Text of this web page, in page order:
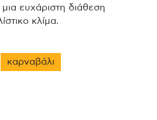
ευχάριστη διάθεση
κλίμα.
καρναβάλι